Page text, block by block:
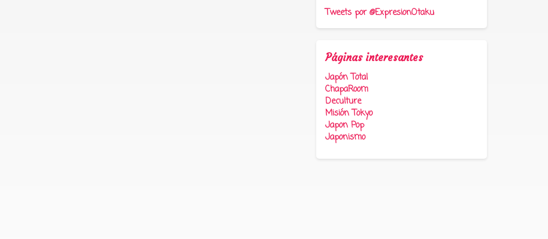
Tweets por @ExpresionOtaku
Páginas interesantes
Japón Total
ChapaRoom
Deculture
Misión Tokyo
Japon Pop
Japonismo